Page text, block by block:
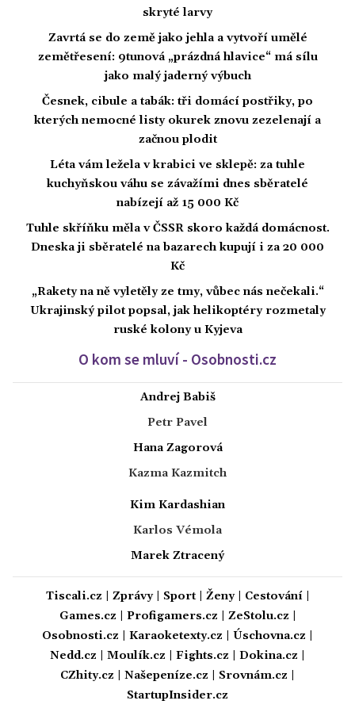
skryté larvy
Zavrtá se do země jako jehla a vytvoří umělé
zemětřesení: 9tunová „prázdná hlavice“ má sílu
jako malý jaderný výbuch
Česnek, cibule a tabák: tři domácí postřiky, po
kterých nemocné listy okurek znovu zezelenají a
začnou plodit
Léta vám ležela v krabici ve sklepě: za tuhle
kuchyňskou váhu se závažími dnes sběratelé
nabízejí až 15 000 Kč
Tuhle skříňku měla v ČSSR skoro každá domácnost.
Dneska ji sběratelé na bazarech kupují i za 20 000
Kč
„Rakety na ně vyletěly ze tmy, vůbec nás nečekali.“
Ukrajinský pilot popsal, jak helikoptéry rozmetaly
ruské kolony u Kyjeva
O kom se mluví - Osobnosti.cz
Andrej Babiš
Petr Pavel
Hana Zagorová
Kazma Kazmitch
Kim Kardashian
Karlos Vémola
Marek Ztracený
Tiscali.cz Zprávy| Sport| Ženy| Cestování|
Games.cz
Profigamers.cz ZeStolu.cz
Osobnosti.cz
Karaoketexty.cz Úschovna.cz
Nedd.cz
Moulík.cz Fights.cz Dokina.cz
CZhity.cz
Našepeníze.cz Srovnám.cz
StartupInsider.cz